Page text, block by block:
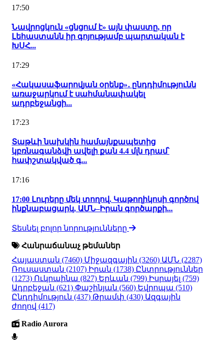
17:50
Նավրոցկուն «ցնցում է» այն փաստը, որ
Լեհաստանն իր գոյությամբ պարտական է
ԽՍՀ...
17:29
«Հակասաֆարովյան օրենք»․ ընդդիմությունն
առաջարկում է սահմանափակել
ադրբեջանցի...
17:23
Տաթևի նախկին համայնքապետից
կբռնագանձվի ավելի քան 4.4 մլն դրամ՝
հափշտակված գ...
17:16
17:00 Լուրերը մեկ տողով. Կաթողիկոսի գործով
ինքնաբացարկ, ԱՄՆ–Իրան գործարքի...
Տեսնել բոլոր նորությունները
Հանրաճանաչ թեմաներ
Հայաստան (7460) Միջազգային (3260) ԱՄՆ (2287)
Ռուսաստան (2107) Իրան (1738) Ընտրություններ
(1273) Ուկրաինա (827) Երևան (799) Իսրայել (759)
Ադրբեջան (621) Փաշինյան (560) Եվրոպա (510)
Ընդդիմություն (437) Թրամփ (430) Ազգային
ժողով (417)
Radio Aurora